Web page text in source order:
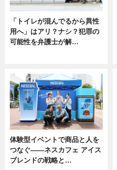
「トイレが混んでるから異性
用へ」はアリ？ナシ？犯罪の
可能性を弁護士が解…
体験型イベントで商品と人を
つなぐ――ネスカフェ アイス
ブレンドの戦略と…